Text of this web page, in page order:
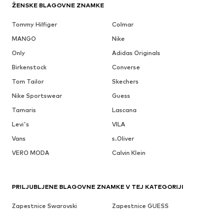
ŽENSKE BLAGOVNE ZNAMKE
Tommy Hilfiger
Colmar
MANGO
Nike
Only
Adidas Originals
Birkenstock
Converse
Tom Tailor
Skechers
Nike Sportswear
Guess
Tamaris
Lascana
Levi's
VILA
Vans
s.Oliver
VERO MODA
Calvin Klein
PRILJUBLJENE BLAGOVNE ZNAMKE V TEJ KATEGORIJI
Zapestnice Swarovski
Zapestnice GUESS